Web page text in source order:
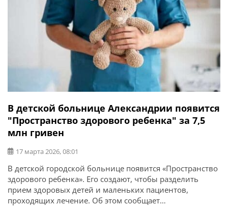
В детской больнице Александрии появится
"Пространство здорового ребенка" за 7,5
млн гривен
17 марта 2026, 08:01
В детской городской больнице появится «Пространство
здорового ребенка». Его создают, чтобы разделить
прием здоровых детей и маленьких пациентов,
проходящих лечение. Об этом сообщает